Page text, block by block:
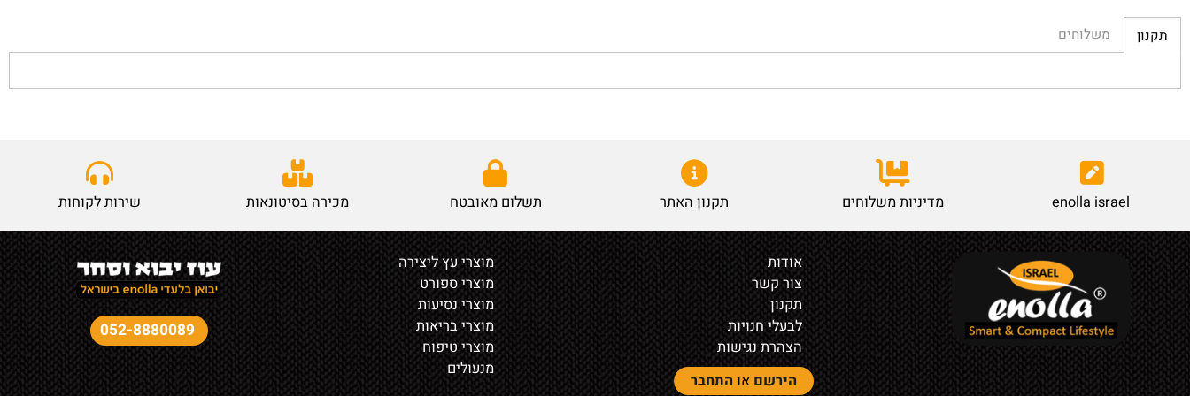
enolla israel מדיניות משלוחים תקנון האתר תשלום מאובטח מכירה בסיטונאות שירות לקוחות
אודות
צור קשר
תקנון
לבעלי חנויות
מוצרי עץ ליצירה
מוצרי ספורט
מוצרי נסיעות
מוצרי בריאות
052-8880089